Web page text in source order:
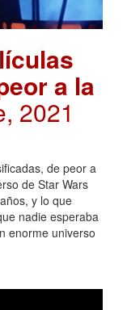
a la
2021
de peor a
de Star Wars
y lo que
nadie esperaba
enorme universo